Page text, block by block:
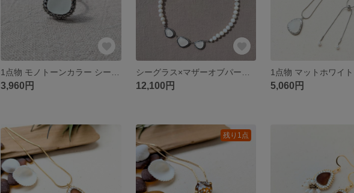
3,960円 12,100円 5,060円
残り1点